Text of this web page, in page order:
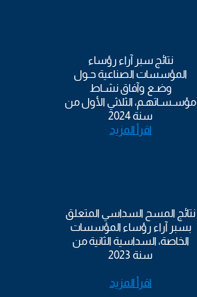
نتائج سبر آراء رؤساء
المؤسسات الصناعية حـول
وضـع وآفاق نشـاط
مؤسـسـاتهـم، الثلاثي الأول من
سنة 2024
اقرأ المزيد
نتائج المسح السداسي المتعلق
بسبر آراء رؤساء المؤسسات
الخاصة، السداسية الثانية من
سنة 2023
اقرأ المزيد